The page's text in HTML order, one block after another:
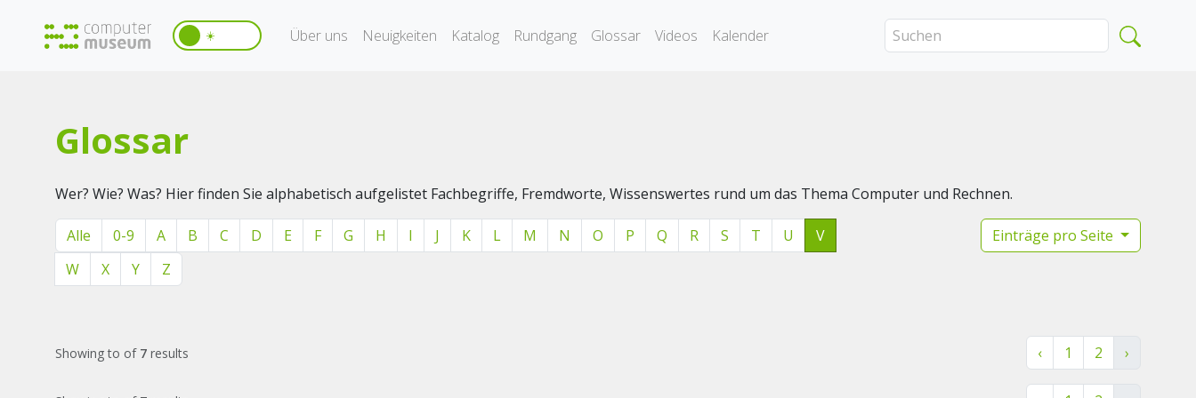
☀️ Über uns Neuigkeiten Katalog Rundgang Glossar Videos Kalender
Glossar
Wer? Wie? Was? Hier finden Sie alphabetisch aufgelistet Fachbegriffe, Fremdworte, Wissenswertes rund um das Thema Computer und Rechnen.
Alle 0-9 A B C D E F G H I J K L M N O P Q R S T U
V
W
X Y Z
Einträge pro Seite
Showingto of 7 results ‹ 1 2 ›